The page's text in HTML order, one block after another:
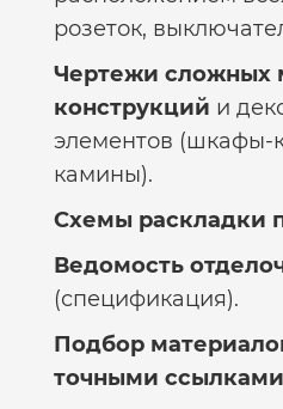
розеток,
Чертежи сложных
конструкций и
элементов (шкафы-
камины).
Схемы раскладки
Ведомость
(спецификация).
Подбор
точными